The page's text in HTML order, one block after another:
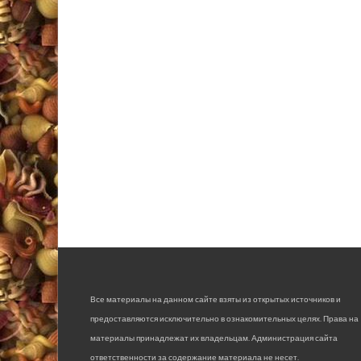
Все материалы на данном сайте взяты из открытых источников и
предоставляются исключительно в ознакомительных целях. Права на
материалы принадлежат их владельцам. Администрация сайта
ответственности за содержание материала не несет.